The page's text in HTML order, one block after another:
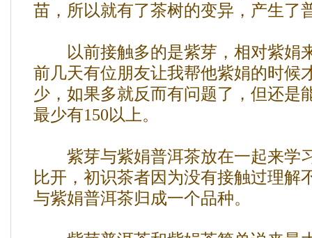
苗，所以就有了茶树的变异，产
以前接触多的是紫芽，相对紫娟
前几天有位朋友让我帮他紫娟的时候
少，如果多就反而有问题了，但还是
最少有150以上。
紫芽与紫娟普洱茶放在一起来学
比开，初识茶者因为没有接触过理解
与紫娟普洱茶归成一个品种。